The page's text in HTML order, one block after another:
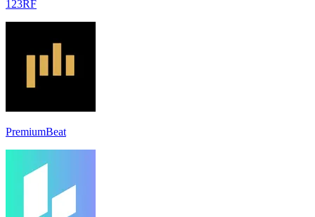
123RF
PremiumBeat